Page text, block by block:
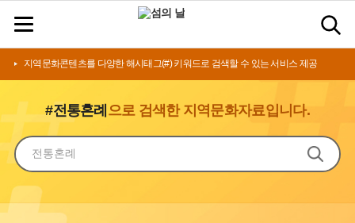
지역문화콘텐츠를 다양한 해시태그(#) 키워드로 검색할 수 있는 서비스 제공
#전통혼례 으로 검색한 지역문화자료입니다.